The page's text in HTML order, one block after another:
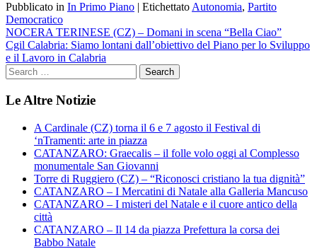
Pubblicato in In Primo Piano | EtichettatoAutonomia, Partito
Democratico
Navigazione
articoli
NOCERA TERINESE (CZ) – Domani in scena “Bella Ciao”
Cgil Calabria: Siamo lontani dall’obiettivo del Piano per lo Sviluppo
e il Lavoro in Calabria
Le Altre Notizie
A Cardinale (CZ) torna il 6 e 7 agosto il Festival di
‘nTramenti: arte in piazza
CATANZARO: Graecalis – il folle volo oggi al Complesso
monumentale San Giovanni
Torre di Ruggiero (CZ) – “Riconosci cristiano la tua dignità”
CATANZARO – I Mercatini di Natale alla Galleria Mancuso
CATANZARO – I misteri del Natale e il cuore antico della
città
CATANZARO – Il 14 da piazza Prefettura la corsa dei
Babbo Natale